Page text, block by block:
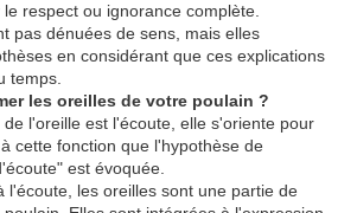
respect ou ignorance complète.
pas dénuées de sens, mais elles
en considérant que ces explications
temps.
les oreilles de votre poulain ?
l'oreille est l'écoute, elle s'oriente pour
cette fonction que l'hypothèse de
est évoquée.
l'écoute, les oreilles sont une partie de